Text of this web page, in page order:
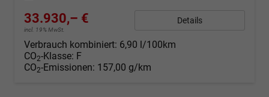
33.930,– €
incl. 19% MwSt.
Details
Verbrauch kombiniert: 6,90 l/100km
CO2-Klasse: F
CO2-Emissionen: 157,00 g/km